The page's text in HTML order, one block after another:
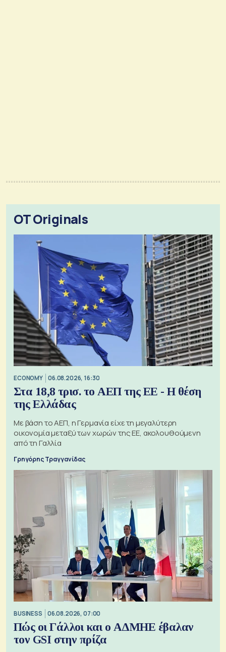
OT Originals
ECONOMY 06.08.2026, 16:30
Στα 18,8 τρισ. το ΑΕΠ της ΕΕ - Η θέση
της Ελλάδας
Με βάση το ΑΕΠ, η Γερμανία είχε τη μεγαλύτερη
οικονομία μεταξύ των χωρών της ΕΕ, ακολουθούμενη
από τη Γαλλία
Γρηγόρης Τραγγανίδας
BUSINESS 06.08.2026, 07:00
Πώς οι Γάλλοι και ο ΑΔΜΗΕ έβαλαν
τον GSI στην πρίζα